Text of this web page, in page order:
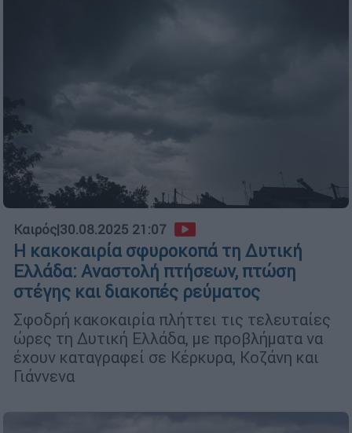
Καιρός|30.08.2025 21:07
Η κακοκαιρία σφυροκοπά τη Δυτική
Ελλάδα: Αναστολή πτήσεων, πτώση
στέγης και διακοπές ρεύματος
Σφοδρή κακοκαιρία πλήττει τις τελευταίες
ώρες τη Δυτική Ελλάδα, με προβλήματα να
έχουν καταγραφεί σε Κέρκυρα, Κοζάνη και
Γιάννενα